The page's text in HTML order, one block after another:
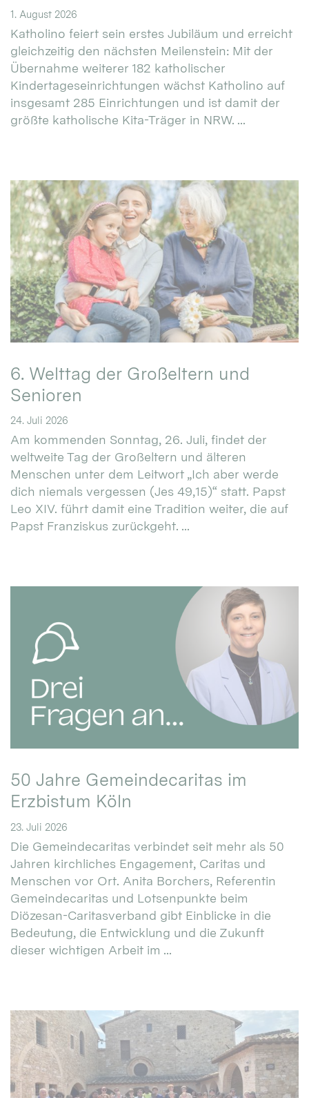
1. August 2026
Katholino feiert sein erstes Jubiläum und erreicht
gleichzeitig den nächsten Meilenstein: Mit der
Übernahme weiterer 182 katholischer
Kindertageseinrichtungen wächst Katholino auf
insgesamt 285 Einrichtungen und ist damit der
größte katholische Kita-Träger in NRW. ...
6. Welttag der Großeltern und
Senioren
24. Juli 2026
Am kommenden Sonntag, 26. Juli, findet der
weltweite Tag der Großeltern und älteren
Menschen unter dem Leitwort „Ich aber werde
dich niemals vergessen (Jes 49,15)“ statt. Papst
Leo XIV. führt damit eine Tradition weiter, die auf
Papst Franziskus zurückgeht. ...
50 Jahre Gemeindecaritas im
Erzbistum Köln
23. Juli 2026
Die Gemeindecaritas verbindet seit mehr als 50
Jahren kirchliches Engagement, Caritas und
Menschen vor Ort. Anita Borchers, Referentin
Gemeindecaritas und Lotsenpunkte beim
Diözesan-Caritasverband gibt Einblicke in die
Bedeutung, die Entwicklung und die Zukunft
dieser wichtigen Arbeit im ...